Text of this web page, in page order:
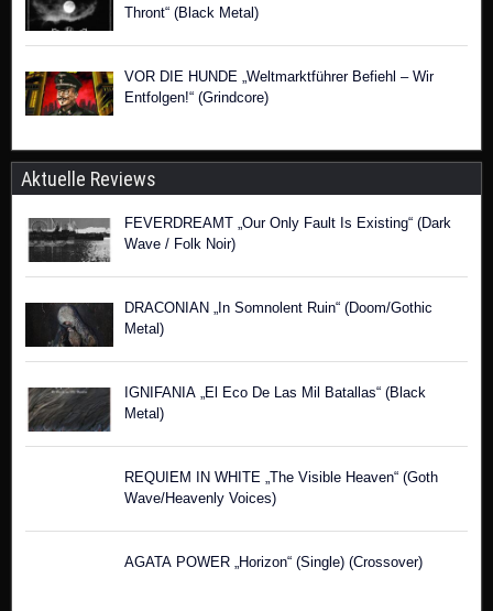
Thront“ (Black Metal)
VOR DIE HUNDE „Weltmarktführer Befiehl – Wir
Entfolgen!“ (Grindcore)
Aktuelle Reviews
FEVERDREAMT „Our Only Fault Is Existing“ (Dark
Wave / Folk Noir)
DRACONIAN „In Somnolent Ruin“ (Doom/Gothic
Metal)
IGNIFANIA „El Eco De Las Mil Batallas“ (Black
Metal)
REQUIEM IN WHITE „The Visible Heaven“ (Goth
Wave/Heavenly Voices)
AGATA POWER „Horizon“ (Single) (Crossover)